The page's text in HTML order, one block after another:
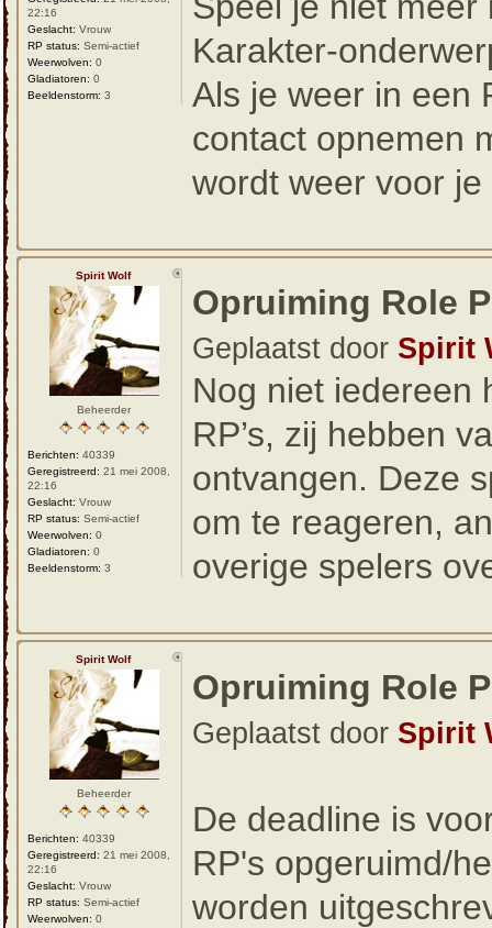
22:16
Geslacht: Vrouw
RP status: Semi-actief
Weerwolven: 0
Gladiatoren: 0
Beeldenstorm: 3
Karakter-
Als je weer in een
contact opnemen
wordt weer voor
Spirit Wolf
Beheerder
Berichten: 40339
Geregistreerd: 21 mei 2008,
22:16
Geslacht: Vrouw
RP status: Semi-actief
Weerwolven: 0
Gladiatoren: 0
Beeldenstorm: 3
Opruiming Role
Geplaatst door Spirit
Nog niet iedereen
RP’s, zij hebben
ontvangen. Deze
om te reageren,
overige spelers
Spirit Wolf
Beheerder
Berichten: 40339
Geregistreerd: 21 mei 2008,
22:16
Geslacht: Vrouw
RP status: Semi-actief
Weerwolven: 0
Opruiming Role
Geplaatst door Spirit
De deadline is
RP's opgeruimd/
worden